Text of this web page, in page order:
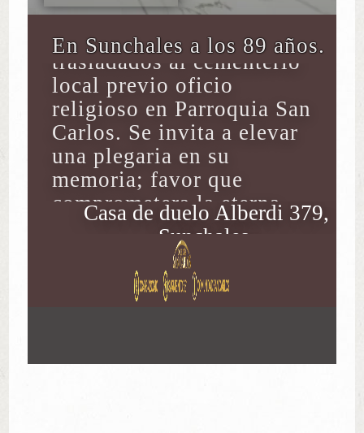
En Sunchales a los 89 años.
Sus restos son velados de
08:00 a 15:30 y seran
trasladados al cementerio
local previo oficio
religioso en Parroquia San
Carlos. Se invita a elevar
una plegaria en su
memoria; favor que
comprometera la eterna
gratitud de la familia
Casa de duelo Alberdi 379,
Sunchales.